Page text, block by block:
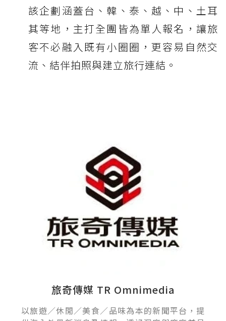
該企劃涵蓋台、韓、泰、越、中、土耳
其等地，主打全團皆為單人報名，讓旅
客不必融入既有小圈圈，更容易自然交
流、結伴拍照與建立旅行連結。
旅奇傳媒 TR Omnimedia
以旅遊／休閒／美食／品味為本的新聞平台，提